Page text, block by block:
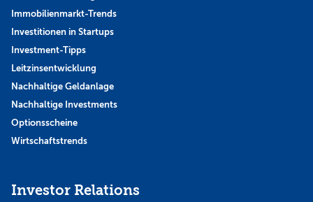
Immobilienmarkt-Trends
Investitionen in Startups
Investment-Tipps
Leitzinsentwicklung
Nachhaltige Geldanlage
Nachhaltige Investments
Optionsscheine
Wirtschaftstrends
Investor Relations